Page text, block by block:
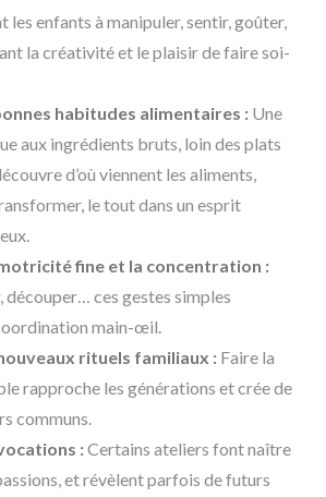
les enfants à manipuler, sentir, goûter,
la créativité et le plaisir de faire soi-
habitudes alimentaires : Une
aux ingrédients bruts, loin des plats
d’où viennent les aliments,
le tout dans un esprit
fine et la concentration :
découper… ces gestes simples
main-œil.
rituels familiaux : Faire la
rapproche les générations et crée de
communs.
:Certains ateliers font naître
et révèlent parfois de futurs